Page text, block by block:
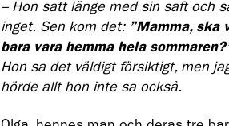
– Hon satt länge med sin saft och
inget. Sen kom det: ”Mamma, ska
bara vara hemma hela
Hon sa det väldigt försiktigt, men
hörde allt hon inte sa också.